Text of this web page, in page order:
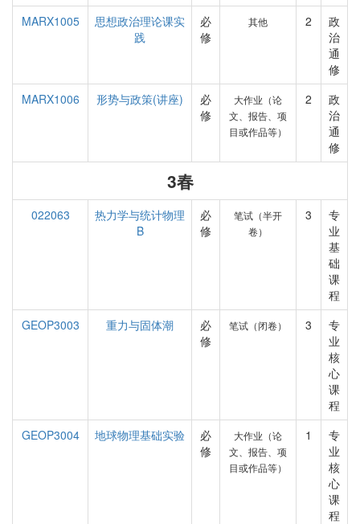
MARX1005
思想政治理论课实
践
必
修
其他 2
政
治
通
修
MARX1006
形势与政策(讲座)
必
修
大作业（论
文、报告、项
目或作品等）
2
政
治
通
修
3春
022063
热力学与统计物理
B
必
修
笔试（半开
卷）
3
专
业
基
础
课
程
GEOP3003
重力与固体潮
必
修
笔试（闭卷） 3
专
业
核
心
课
程
GEOP3004
地球物理基础实验
必
修
大作业（论
文、报告、项
目或作品等）
1
专
业
核
心
课
程